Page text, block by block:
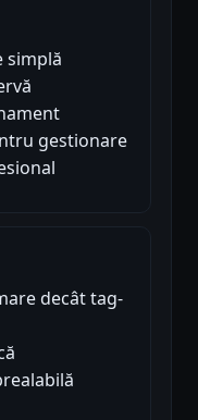
simplă
gestionare
decât tag-